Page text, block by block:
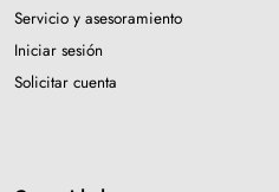
Servicio y asesoramiento
Iniciar sesión
Solicitar cuenta